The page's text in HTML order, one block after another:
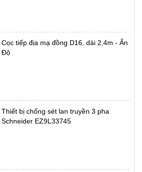
Cọc tiếp địa mạ đồng D16, dài 2,4m - Ấn
Độ
Thiết bị chống sét lan truyền 3 pha
Schneider EZ9L33745